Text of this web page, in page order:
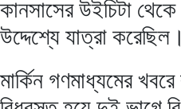
কানসাসের উইচিটা থেকে
উদ্দেশ্যে যাত্রা করেছিল।
মার্কিন গণমাধ্যমের